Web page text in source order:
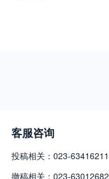
客服咨询
投稿相关：023-63416211
撤稿相关：023-63012682